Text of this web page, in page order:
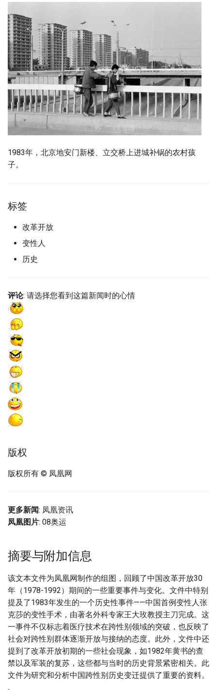
1983年，北京地安门新楼、立交桥上进城补锅的农村孩
子。
标签
改革开放
变性人
历史
评论: 请选择您看到这篇新闻时的心情
版权
版权所有 © 凤凰网
更多新闻: 凤凰资讯
凤凰图片: 08奥运
摘要与附加信息
该文本文件为凤凰网制作的组图，回顾了中国改革开放30
年（1978-1992）期间的一些重要事件与变化。文件中特别
提及了1983年发生的一个历史性事件——中国首例变性人张
克莎的变性手术，由著名外科专家王大玫教授主刀完成。这
一事件不仅标志着医疗技术在跨性别领域的突破，也反映了
社会对跨性别群体逐渐开放与接纳的态度。此外，文件中还
提到了改革开放初期的一些社会现象，如1982年黄书的查
禁以及军装的复苏，这些都与当时的历史背景紧密相关。此
文件为研究和分析中国跨性别历史变迁提供了重要的资料。